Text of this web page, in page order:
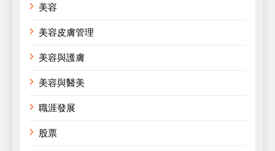
美容
美容皮膚管理
美容與護膚
美容與醫美
職涯發展
股票